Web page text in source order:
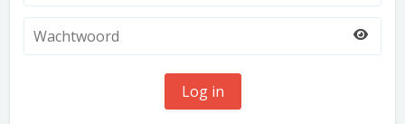
Log in